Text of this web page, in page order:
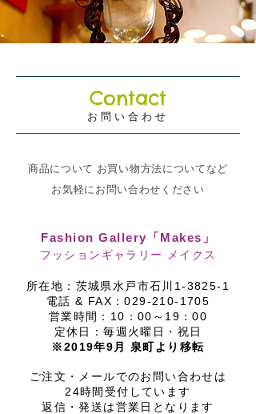
商品について お買い物方法についてなど
お気軽にお問い合わせください
Contact
お問い合わせ
Fashion Gallery「Makes」
フッションギャラリー メイクス
所在地：茨城県水戸市石川1-3825-1
電話 & FAX：029-210-1705
営業時間：10：00～19：00
定休日：毎週火曜日・祝日
​※2019年9月 泉町より移転
ご注文・メールでのお問い合わせは
24時間受付しています
返信・発送は営業日となります